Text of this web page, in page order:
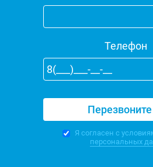
Телефон
Я согласен с
персональных